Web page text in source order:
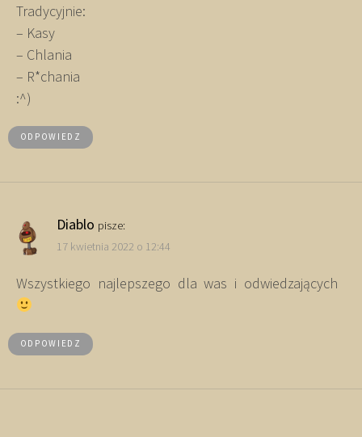
Tradycyjnie:
– Kasy
– Chlania
– R*chania
:^)
ODPOWIEDZ
Diablo pisze:
17 kwietnia 2022 o 12:44
Wszystkiego najlepszego dla was i odwiedzających
ODPOWIEDZ